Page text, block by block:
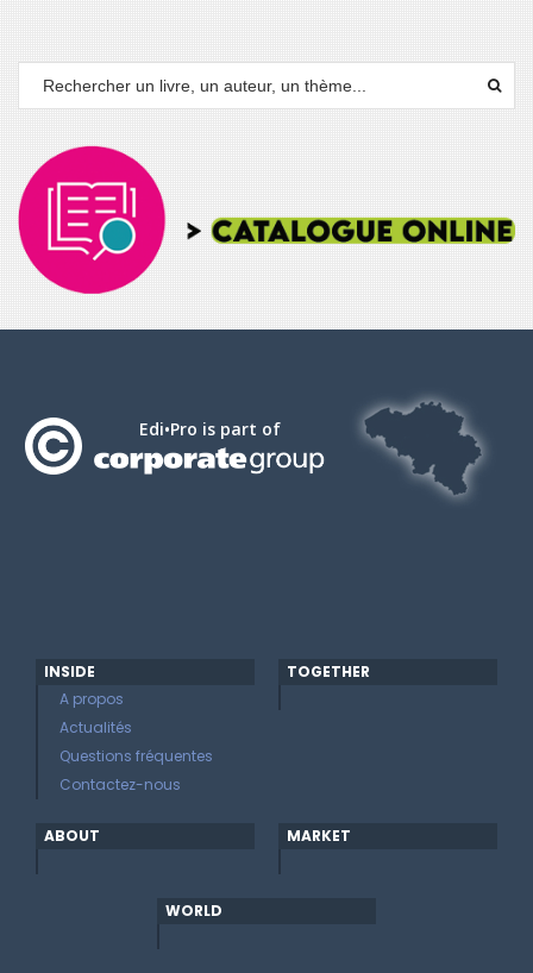
Edi•Pro is part of
INSIDE
A propos
Actualités
Questions fréquentes
Contactez-nous
TOGETHER
ABOUT MARKET
WORLD